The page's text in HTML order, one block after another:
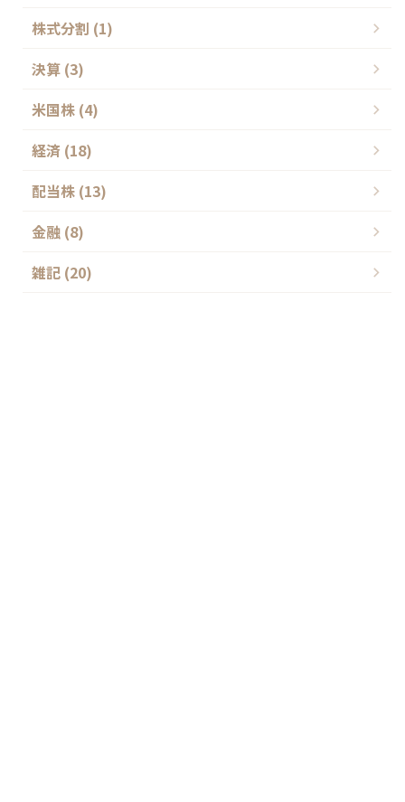
株式分割 (1)
決算 (3)
米国株 (4)
経済 (18)
配当株 (13)
金融 (8)
雑記 (20)